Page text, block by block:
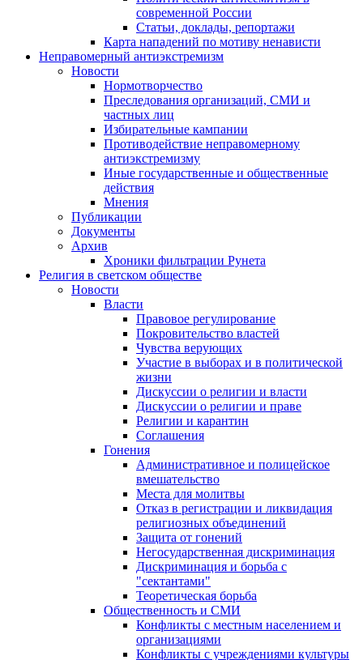
современной России
Статьи, доклады, репортажи
Карта нападений по мотиву ненависти
Неправомерный антиэкстремизм
Новости
Нормотворчество
Преследования организаций, СМИ и
частных лиц
Избирательные кампании
Противодействие неправомерному
антиэкстремизму
Иные государственные и общественные
действия
Мнения
Публикации
Документы
Архив
Хроники фильтрации Рунета
Религия в светском обществе
Новости
Власти
Правовое регулирование
Покровительство властей
Чувства верующих
Участие в выборах и в политической
жизни
Дискуссии о религии и власти
Дискуссии о религии и праве
Религии и карантин
Соглашения
Гонения
Административное и полицейское
вмешательство
Места для молитвы
Отказ в регистрации и ликвидация
религиозных объединений
Защита от гонений
Негосударственная дискриминация
Дискриминация и борьба с
"сектантами"
Теоретическая борьба
Общественность и СМИ
Конфликты с местным населением и
организациями
Конфликты с учреждениями культуры